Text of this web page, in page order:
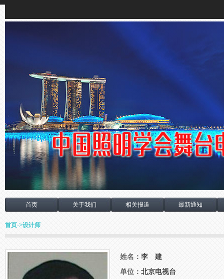
首页 关于我们 相关报道 最新通知
首页->设计师
姓名： 李 建
单位： 北京电视台